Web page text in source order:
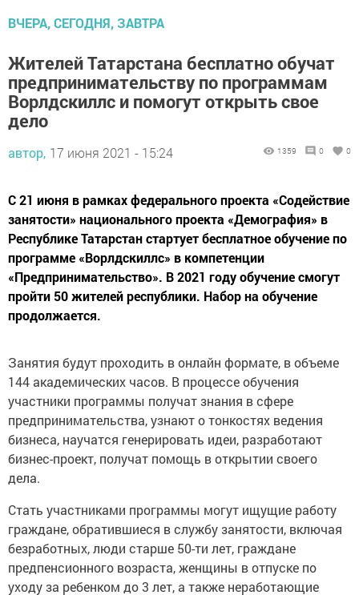
ВЧЕРА, СЕГОДНЯ, ЗАВТРА
Жителей Татарстана бесплатно обучат
предпринимательству по программам
Ворлдскиллс и помогут открыть свое
дело
автор, 17 июня 2021 - 15:24 1359 0 0
С 21 июня в рамках федерального проекта «Содействие
занятости» национального проекта «Демография» в
Республике Татарстан стартует бесплатное обучение по
программе «Ворлдскиллс» в компетенции
«Предпринимательство». В 2021 году обучение смогут
пройти 50 жителей республики. Набор на обучение
продолжается.
Занятия будут проходить в онлайн формате, в объеме
144 академических часов. В процессе обучения
участники программы получат знания в сфере
предпринимательства, узнают о тонкостях ведения
бизнеса, научатся генерировать идеи, разработают
бизнес-проект, получат помощь в открытии своего
дела.
Стать участниками программы могут ищущие работу
граждане, обратившиеся в службу занятости, включая
безработных, люди старше 50-ти лет, граждане
предпенсионного возраста, женщины в отпуске по
уходу за ребенком до 3 лет, а также неработающие